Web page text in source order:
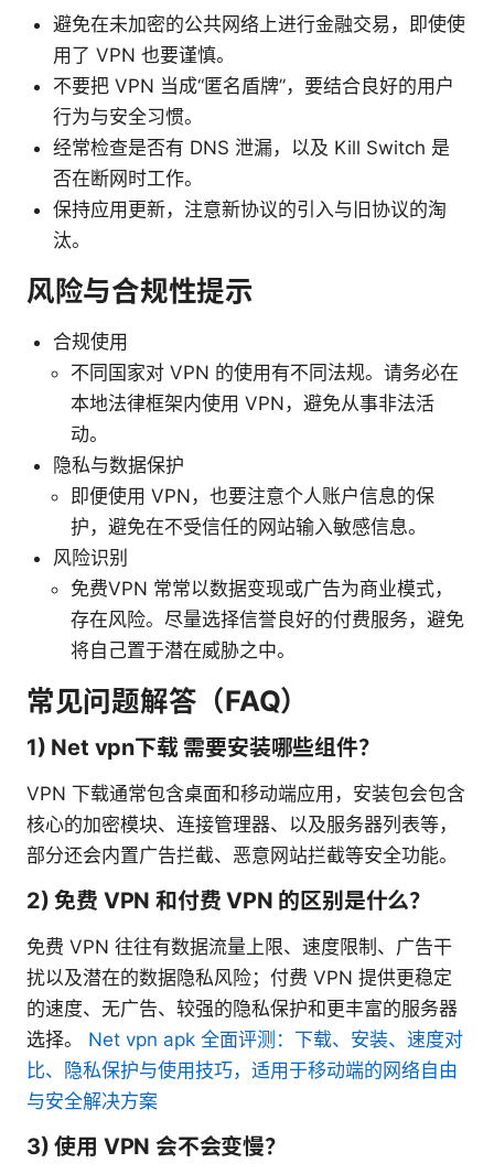
避免在未加密的公共网络上进行金融交易，即使使
用了 VPN 也要谨慎。
不要把 VPN 当成“匿名盾牌”，要结合良好的用户
行为与安全习惯。
经常检查是否有 DNS 泄漏，以及 Kill Switch 是
否在断网时工作。
保持应用更新，注意新协议的引入与旧协议的淘
汰。
风险与合规性提示
合规使用
不同国家对 VPN 的使用有不同法规。请务必在
本地法律框架内使用 VPN，避免从事非法活
动。
隐私与数据保护
即便使用 VPN，也要注意个人账户信息的保
护，避免在不受信任的网站输入敏感信息。
风险识别
免费VPN 常常以数据变现或广告为商业模式，
存在风险。尽量选择信誉良好的付费服务，避免
将自己置于潜在威胁之中。
常见问题解答（FAQ）
1) Net vpn下载 需要安装哪些组件？
VPN 下载通常包含桌面和移动端应用，安装包会包含
核心的加密模块、连接管理器、以及服务器列表等，
部分还会内置广告拦截、恶意网站拦截等安全功能。
2) 免费 VPN 和付费 VPN 的区别是什么？
免费 VPN 往往有数据流量上限、速度限制、广告干
扰以及潜在的数据隐私风险；付费 VPN 提供更稳定
的速度、无广告、较强的隐私保护和更丰富的服务器
选择。 Net vpn apk 全面评测：下载、安装、速度对
比、隐私保护与使用技巧，适用于移动端的网络自由
与安全解决方案
3) 使用 VPN 会不会变慢？